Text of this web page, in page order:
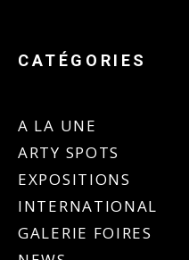
CATÉGORIES
A LA UNE
ARTY SPOTS
EXPOSITIONS
INTERNATIONAL
GALERIE FOIRES